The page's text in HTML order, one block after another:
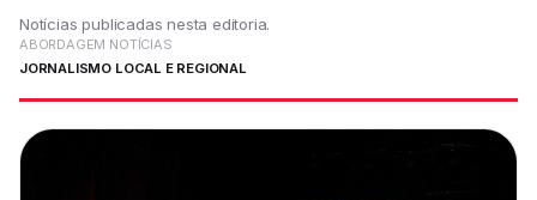
Notícias publicadas nesta editoria.
ABORDAGEM NOTÍCIAS
JORNALISMO LOCAL E REGIONAL